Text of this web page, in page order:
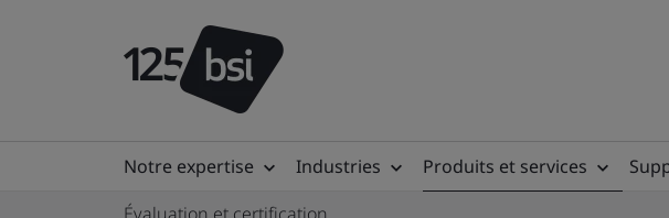
Notre expertise Industries Produits et services